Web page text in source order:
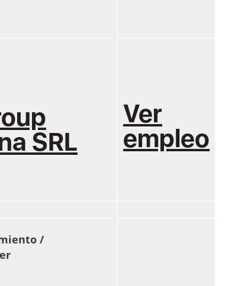
SRL
Ver
empleo
/